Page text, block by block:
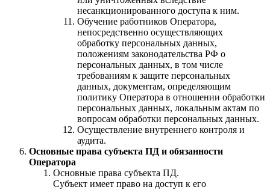
несанкционированного доступа к ним.
Обучение работников Оператора,
непосредственно осуществляющих
обработку персональных данных,
положениям законодательства РФ о
персональных данных, в том числе
требованиям к защите персональных
данных, документам, определяющим
политику Оператора в отношении обработки
персональных данных, локальным актам по
вопросам обработки персональных данных.
Осуществление внутреннего контроля и
аудита.
Основные права субъекта ПД и обязанности
Оператора
Основные права субъекта ПД.
Субъект имеет право на доступ к его